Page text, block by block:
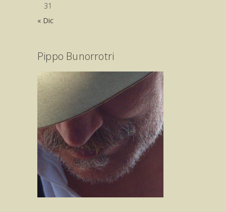
31
« Dic
Pippo Bunorrotri